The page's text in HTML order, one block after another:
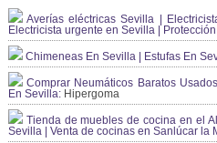
Averías eléctricas Sevilla |
Electricista urgente en Sevilla |
Chimeneas En Sevilla | Estufas En
Comprar Neumáticos Baratos
En Sevilla: Hipergoma
Tienda de muebles de cocina en el
Sevilla | Venta de cocinas en Sanlúcar la